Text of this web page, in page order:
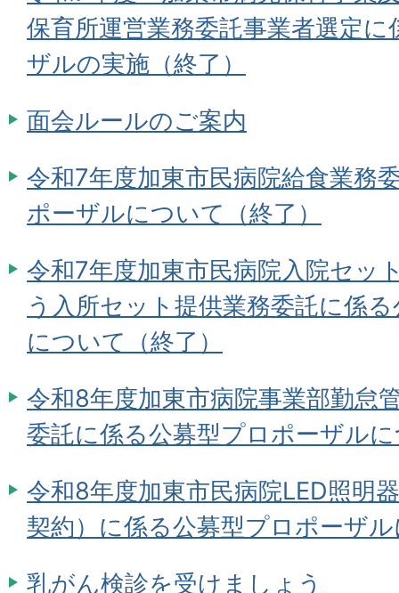
保育所運営業務委託事業者選定
ザルの実施（終了）
面会ルールのご案内
令和7年度加東市民病院給食業務
ポーザルについて（終了）
令和7年度加東市民病院入院セッ
う入所セット提供業務委託に係
について（終了）
令和8年度加東市病院事業部勤怠
委託に係る公募型プロポーザル
令和8年度加東市民病院LED照明
契約）に係る公募型プロポーザ
乳がん検診を受けましょう